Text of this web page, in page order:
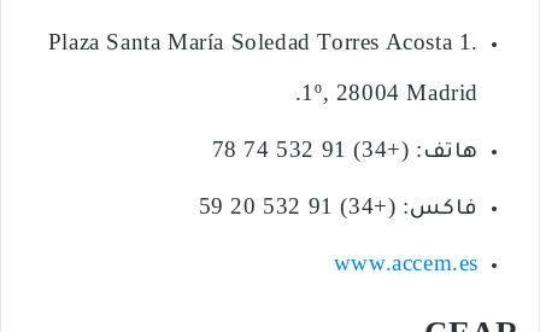
Plaza Santa María Soledad Torres Acosta 1.
1º, 28004 Madrid.
هاتف: (+34) 91 532 74 78
فاكس: (+34) 91 532 20 59
www.accem.es